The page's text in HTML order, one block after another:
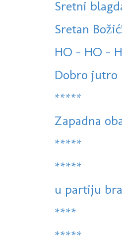
Sretni
Sretan
HO - HO -
Dobro jutro
*****
Zapadna
*****
*****
u partiju
****
*****